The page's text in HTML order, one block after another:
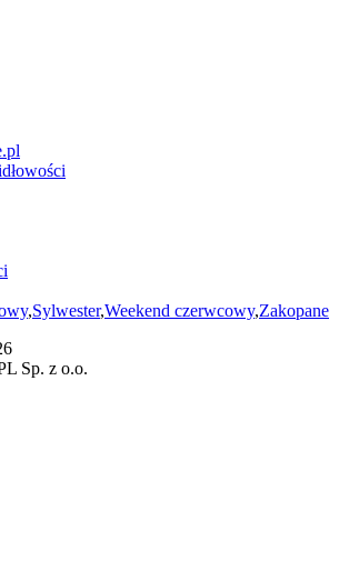
,Sylwester,Weekend czerwcowy,Zakopane
Sp. z o.o.